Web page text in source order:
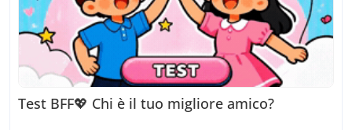
Test BFF💖 Chi è il tuo migliore amico?